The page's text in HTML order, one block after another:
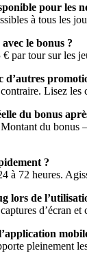
pour les
à tous les
le bonus ?
par tour sur les
d’autres
Lisez
du bonus
du bonus
?
à 72 heures.
lors de
d’écran
pleinement